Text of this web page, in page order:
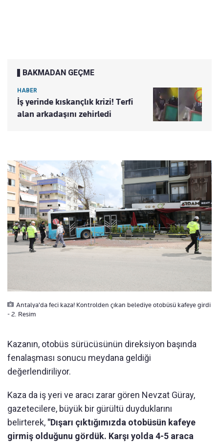
BAKMADAN GEÇME
HABER
İş yerinde kıskançlık krizi! Terfi
alan arkadaşını zehirledi
Antalya'da feci kaza! Kontrolden çıkan belediye otobüsü kafeye girdi
- 2. Resim
Kazanın, otobüs sürücüsünün direksiyon başında
fenalaşması sonucu meydana geldiği
değerlendiriliyor.
Kaza da iş yeri ve aracı zarar gören Nevzat Güray,
gazetecilere, büyük bir gürültü duyduklarını
belirterek, "Dışarı çıktığımızda otobüsün kafeye
girmiş olduğunu gördük. Karşı yolda 4-5 araca